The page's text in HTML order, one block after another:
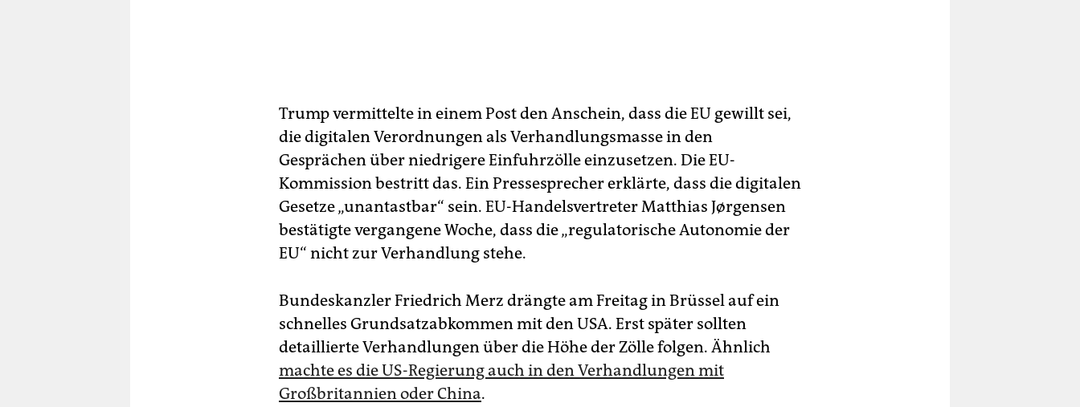
Trump vermittelte in einem Post den Anschein, dass die EU gewillt sei,
die digitalen Verordnungen als Verhandlungsmasse in den
Gesprächen über niedrigere Einfuhrzölle einzusetzen. Die EU-
Kommission bestritt das. Ein Pressesprecher erklärte, dass die digitalen
Gesetze „unantastbar“ sein. EU-Handelsvertreter Matthias Jørgensen
bestätigte vergangene Woche, dass die „regulatorische Autonomie der
EU“ nicht zur Verhandlung stehe.
Bundeskanzler Friedrich Merz drängte am Freitag in Brüssel auf ein
schnelles Grundsatzabkommen mit den USA. Erst später sollten
detaillierte Verhandlungen über die Höhe der Zölle folgen. Ähnlich
machte es die US-Regierung auch in den Verhandlungen mit
Großbritannien oder China.